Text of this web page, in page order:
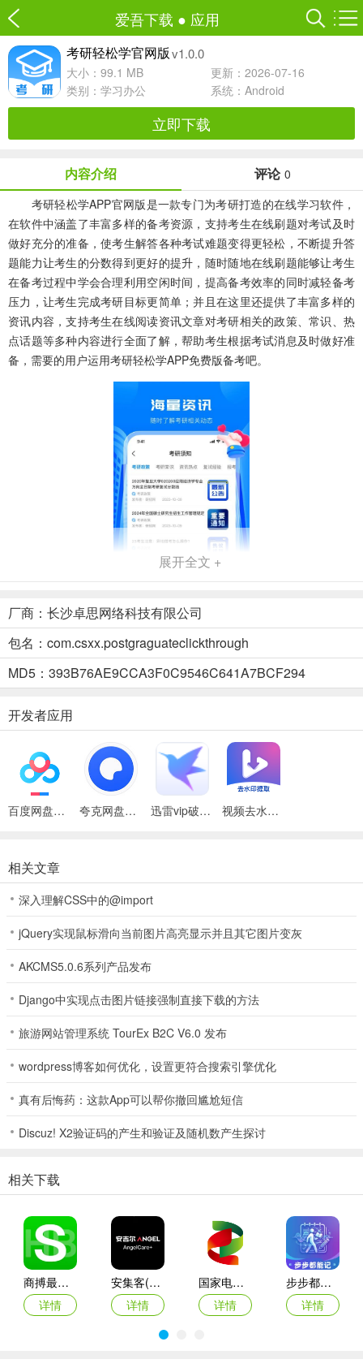
爱吾下载 ● 应用
考研轻松学官网版 v1.0.0
大小：99.1 MB
更新：2026-07-16
类别： 学习办公 系统：Android
立即下载
内容介绍 评论 0
考研轻松学APP官网版是一款专门为考研打造的在线学习软件，
在软件中涵盖了丰富多样的备考资源，支持考生在线刷题对考试及时
做好充分的准备，使考生解答各种考试难题变得更轻松，不断提升答
题能力让考生的分数得到更好的提升，随时随地在线刷题能够让考生
在备考过程中学会合理利用空闲时间，提高备考效率的同时减轻备考
压力，让考生完成考研目标更简单；并且在这里还提供了丰富多样的
资讯内容，支持考生在线阅读资讯文章对考研相关的政策、常识、热
点话题等多种内容进行全面了解，帮助考生根据考试消息及时做好准
备，需要的用户运用考研轻松学APP免费版备考吧。
应用功能
1、院校详情
详情页面浏览院校信息掌握相关院校的招生内容；
选择两个院校进行对比，轻松选择自己喜欢的院校；
3、学校论坛
4、真题练习
进入真题页面查找试题资源并练习题目巩固专业知识点；
5、背单词
在线记忆单词对考研相关的词汇进行掌握，丰富英语词汇量；
6、考研资讯
阅读最新的考研资讯对更多考研消息进行掌握，获取最新信息；
应用特色
型；
2、海量词汇
3、每日推送
线上刷题学习知识能够为考生每日推送，帮助考生培养学习习
惯；
4、题库丰富
展开全文 +
厂商：长沙卓思网络科技有限公司
包名：com.csxx.postgraguateclickthrough
MD5：393B76AE9CCA3F0C9546C641A7BCF294
开发者应用
百度网盘绿色免安装Pc电脑版 夸克网盘官方正式版 迅雷vip破解版永久会员2024版 视频去水印提取app
相关文章
深入理解CSS中的@import
jQuery实现鼠标滑向当前图片高亮显示并且其它图片变灰
AKCMS5.0.6系列产品发布
Django中实现点击图片链接强制直接下载的方法
旅游网站管理系统 TourEx B2C V6.0 发布
wordpress博客如何优化，设置更符合搜索引擎优化
真有后悔药：这款App可以帮你撤回尴尬短信
Discuz! X2验证码的产生和验证及随机数产生探讨
相关下载
商搏最新手机版
详情
安集客(服务工单管理)
详情
国家电投网络学院app
详情
步步都能记(创作效率工具)
详情